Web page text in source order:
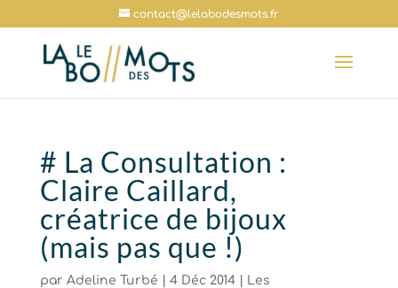
contact@lelabodesmots.fr
# La Consultation :
Claire Caillard,
créatrice de bijoux
(mais pas que !)
par Adeline Turbé 4 Déc 2014|
Les